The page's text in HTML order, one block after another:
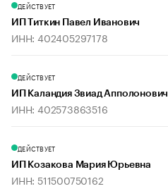
ДЕЙСТВУЕТ
ИП Титкин Павел Иванович
ИНН: 402405297178
ДЕЙСТВУЕТ
ИП Каландия Звиад Апполонович
ИНН: 402573863516
ДЕЙСТВУЕТ
ИП Козакова Мария Юрьевна
ИНН: 511500750162